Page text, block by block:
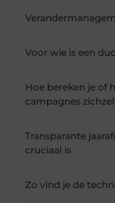
Voor wie is een
Hoe bereken je of
campagnes
Transparante
cruciaal is
Zo vind je de